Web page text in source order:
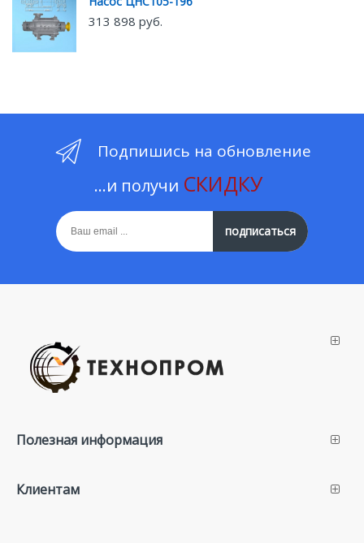
313 898 руб.
Подпишись на обновление
...и получи СКИДКУ
подписаться
Полезная информация
Клиентам